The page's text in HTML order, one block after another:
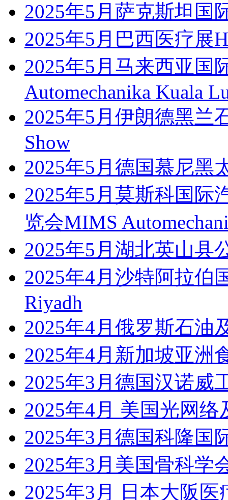
2025年5月萨克斯坦国
2025年5月巴西医疗展
2025年5月马来西亚国
Automechanika Kuala
2025年5月伊朗德黑兰
Show
2025年5月德国慕尼黑
2025年5月莫斯科国际
览会MIMS
2025年5月湖北英山县
2025年4月沙特阿拉伯
Riyadh
2025年4月俄罗斯石油
2025年4月新加坡亚洲
2025年3月德国汉诺威
2025年4月 美国光网
2025年3月德国科隆国
2025年3月美国骨科学
2025年3月 日本大阪医